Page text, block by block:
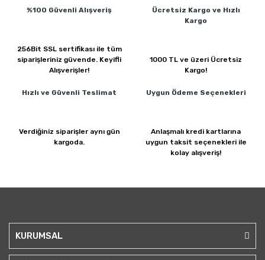
%100 Güvenli Alışveriş
256Bit SSL sertifikası ile tüm
siparişleriniz güvende. Keyifli
Alışverişler!
Ücretsiz Kargo ve Hızlı
Kargo
1000 TL ve üzeri Ücretsiz
Kargo!
Hızlı ve Güvenli Teslimat
Verdiğiniz siparişler aynı gün
kargoda.
Uygun Ödeme Seçenekleri
Anlaşmalı kredi kartlarına
uygun taksit seçenekleri ile
kolay alışveriş!
KURUMSAL